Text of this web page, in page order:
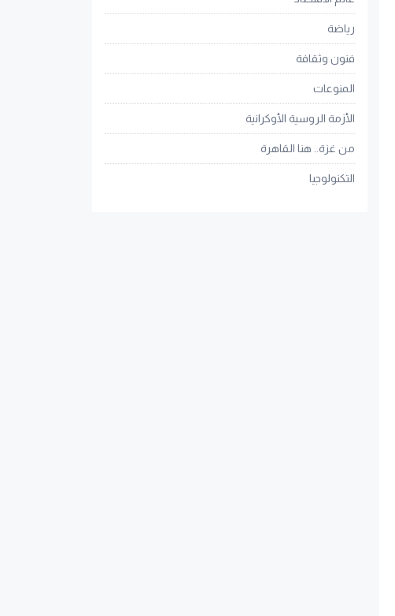
رياضة
فنون وثقافة
المنوعات
الأزمة الروسية الأوكرانية
من غزة.. هنا القاهرة
التكنولوجيا